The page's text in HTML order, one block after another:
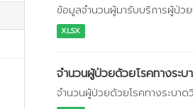
ข้อมูลจำนวนผู้มารับบริการผู้ป่ว
XLSX
จำนวนผู้ป่วยด้วยโรคทางระบ
จำนวนผู้ป่วยด้วยโรคทางระบา